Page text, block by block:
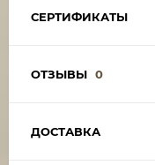
СЕРТИФИКАТЫ
ОТЗЫВЫ 0
ДОСТАВКА